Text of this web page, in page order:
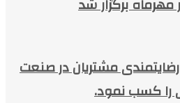
برگزار شد
مشتریان در صنعت
را کسب نمود.